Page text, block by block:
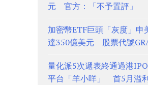
元 官方：「不予置評」
加密幣ETF巨頭「灰度」申
達350億美元 股票代號
量化派5次遞表終通過港
平台「羊小咩」 首5月溢